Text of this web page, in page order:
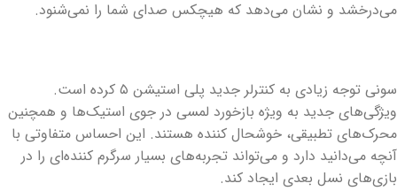
می‌درخشد و نشان می‌دهد که هیچکس صدای شما را نمی‌شنود.
سونی توجه زیادی به کنترلر جدید پلی استیشن ۵ کرده است.
ویژگی‌های جدید به‌ ویژه بازخورد لمسی در جوی استیک‌ها و همچنین
محرک‌های تطبیقی، خوشحال کننده هستند. این احساس متفاوتی با
آنچه می‌دانید دارد و می‌تواند تجربه‌های بسیار سرگرم ‌کننده‌ای را در
بازی‌های نسل بعدی ایجاد کند.